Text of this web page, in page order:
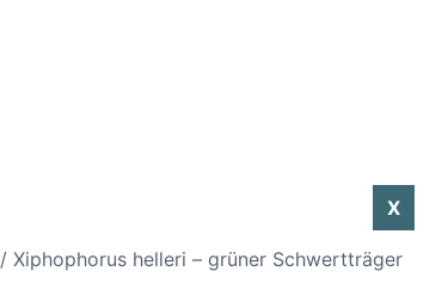
X
/ Xiphophorus helleri – grüner Schwertträger